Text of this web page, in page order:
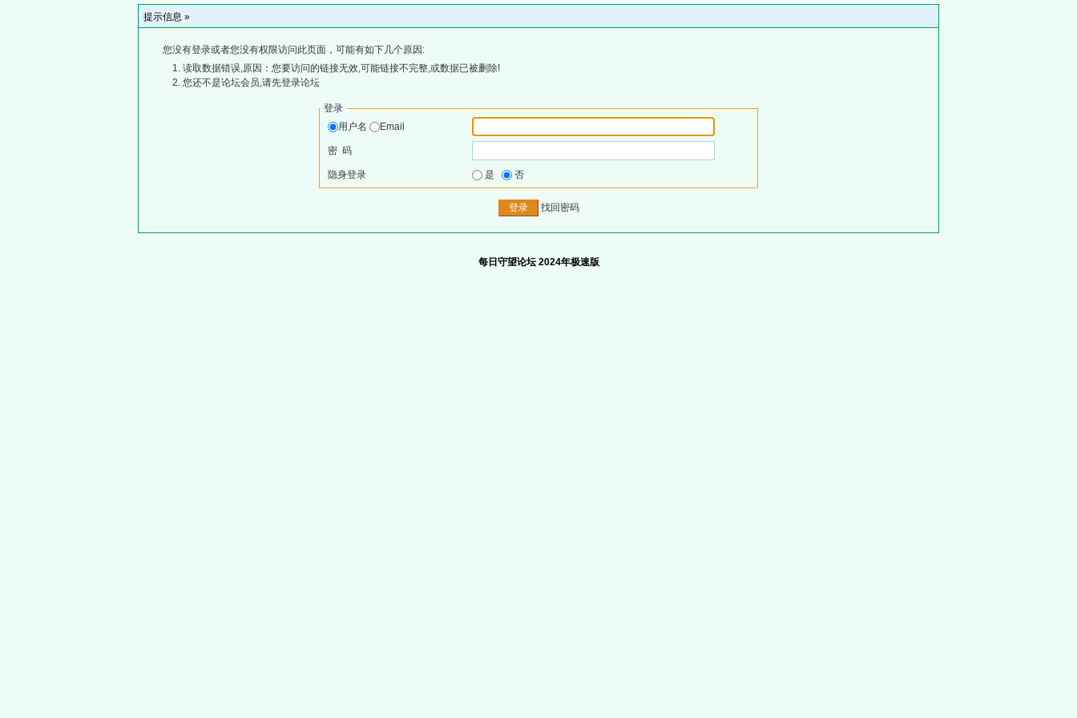
提示信息 »
您没有登录或者您没有权限访问此页面，可能有如下几个原因:
读取数据错误,原因：您要访问的链接无效,可能链接不完整,或数据已被删除!
您还不是论坛会员,请先登录论坛
登录
用户名
Email
密 码
隐身登录 是 否
找回密码
每日守望论坛 2024年极速版